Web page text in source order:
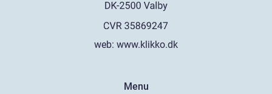
web: www.klikko.dk
Menu